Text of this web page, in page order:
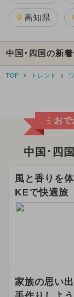
高知県
中国･四国の新
TOP トレンド
おで
中国･四
風と香りを
KEで快適旅
家族の思い